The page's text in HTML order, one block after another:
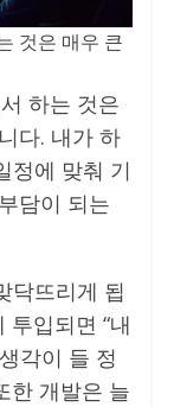
것은 매우 큰
하는 것은
다. 내가 하
정에 맞춰 기
담이 되는
닥뜨리게 됩
투입되면 “내
각이 들 정
한 개발은 늘